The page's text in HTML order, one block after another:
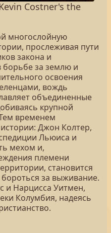
Costner's the
многослойную
прослеживая пути
закона и
борьбе за землю и
освоения
вождь
объединенные
крупной
временем
Джон Колтер,
Льюиса и
мехом и,
племени
становится
за выживание.
и Нарцисса Уитмен,
Колумбия, надеясь